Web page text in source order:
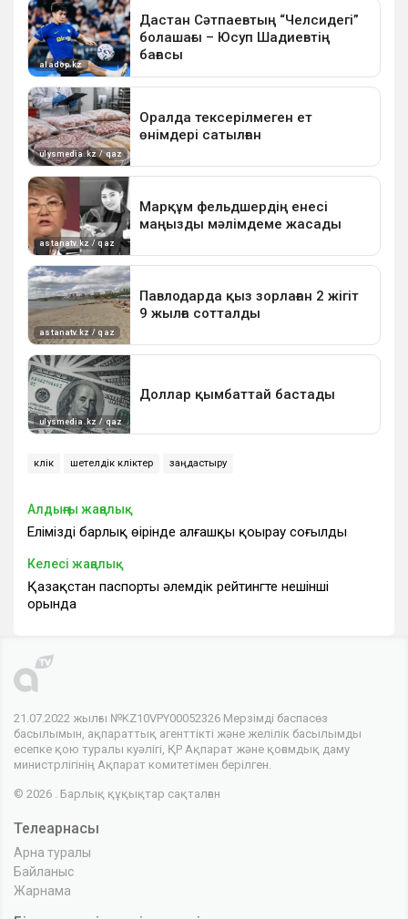
көлік шетелдік көліктер заңдастыру
Алдыңғы жаңалық
Еліміздің барлық өңірінде алғашқы қоңырау соғылды
Келесі жаңалық
Қазақстан паспорты әлемдік рейтингте нешінші
орында
21.07.2022 жылғы №KZ10VPY00052326 Мерзімді баспасөз
басылымын, ақпараттық агенттікті және желілік басылымды
есепке қою туралы куәлігі, ҚР Ақпарат және қоғамдық даму
министрлігінің Ақпарат комитетімен берілген.
© 2026 . Барлық құқықтар сақталған
Телеарнасы
Арна туралы
Байланыс
Жарнама